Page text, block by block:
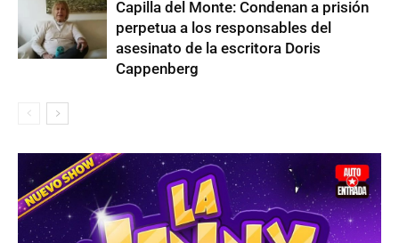
Capilla del Monte: Condenan a prisión
perpetua a los responsables del
asesinato de la escritora Doris
Cappenberg